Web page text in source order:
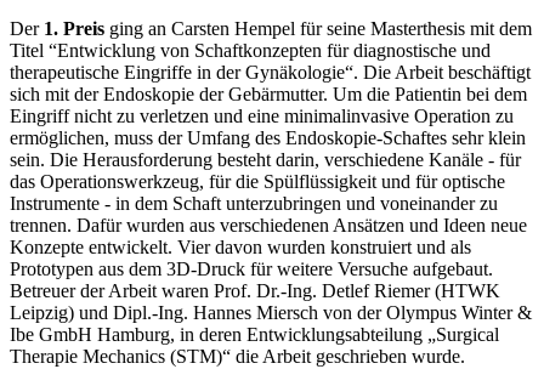
Der 1. Preis ging an Carsten Hempel für seine Masterthesis mit dem
Titel “Entwicklung von Schaftkonzepten für diagnostische und
therapeutische Eingriffe in der Gynäkologie“. Die Arbeit beschäftigt
sich mit der Endoskopie der Gebärmutter. Um die Patientin bei dem
Eingriff nicht zu verletzen und eine minimalinvasive Operation zu
ermöglichen, muss der Umfang des Endoskopie-Schaftes sehr klein
sein. Die Herausforderung besteht darin, verschiedene Kanäle - für
das Operationswerkzeug, für die Spülflüssigkeit und für optische
Instrumente - in dem Schaft unterzubringen und voneinander zu
trennen. Dafür wurden aus verschiedenen Ansätzen und Ideen neue
Konzepte entwickelt. Vier davon wurden konstruiert und als
Prototypen aus dem 3D-Druck für weitere Versuche aufgebaut.
Betreuer der Arbeit waren Prof. Dr.-Ing. Detlef Riemer (HTWK
Leipzig) und Dipl.-Ing. Hannes Miersch von der Olympus Winter &
Ibe GmbH Hamburg, in deren Entwicklungsabteilung „Surgical
Therapie Mechanics (STM)“ die Arbeit geschrieben wurde.